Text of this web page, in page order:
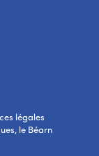
légales
le Béarn